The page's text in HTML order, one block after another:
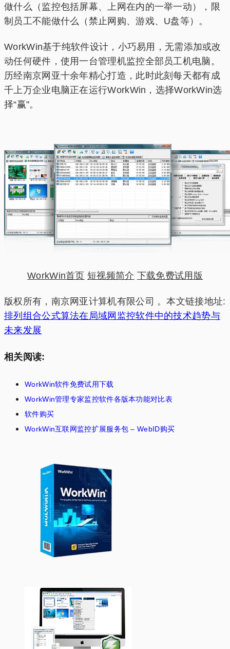
做什么（监控包括屏幕、上网在内的一举一动），限
制员工不能做什么（禁止网购、游戏、U盘等）。
WorkWin基于纯软件设计，小巧易用，无需添加或改
动任何硬件，使用一台管理机监控全部员工机电脑。
历经南京网亚十余年精心打造，此时此刻每天都有成
千上万企业电脑正在运行WorkWin，选择WorkWin选
择“赢"。
WorkWin首页 短视频简介 下载免费试用版
版权所有，南京网亚计算机有限公司 。本文链接地址:
排列组合公式算法在局域网监控软件中的技术趋势与
未来发展
相关阅读:
WorkWin软件免费试用下载
WorkWin管理专家监控软件各版本功能对比表
软件购买
WorkWin互联网监控扩展服务包 – WebID购买